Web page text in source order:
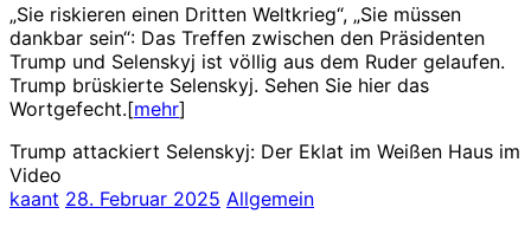
„Sie riskieren einen Dritten Weltkrieg“, „Sie müssen
dankbar sein“: Das Treffen zwischen den Präsidenten
Trump und Selenskyj ist völlig aus dem Ruder gelaufen.
Trump brüskierte Selenskyj. Sehen Sie hier das
Wortgefecht.[mehr]
Trump attackiert Selenskyj: Der Eklat im Weißen Haus im
Video
kaant 28. Februar 2025 Allgemein